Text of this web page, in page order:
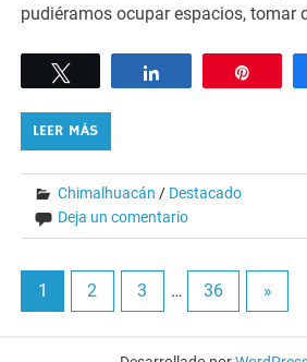
pudiéramos ocupar espacios, tomar
LEER MÁS
Chimalhuacán / Destacado
Deja un comentario
1 2 3 … 36 »